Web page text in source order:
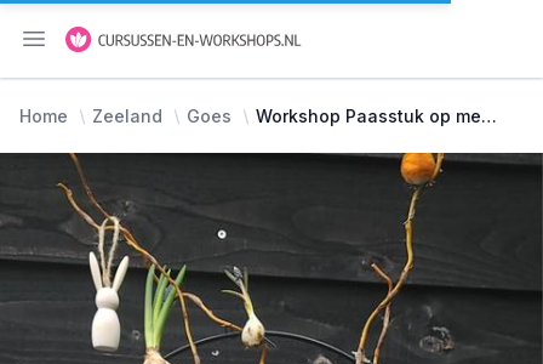
Menu openen
Home Zeeland Goes Workshop Paasstuk op metalen ring